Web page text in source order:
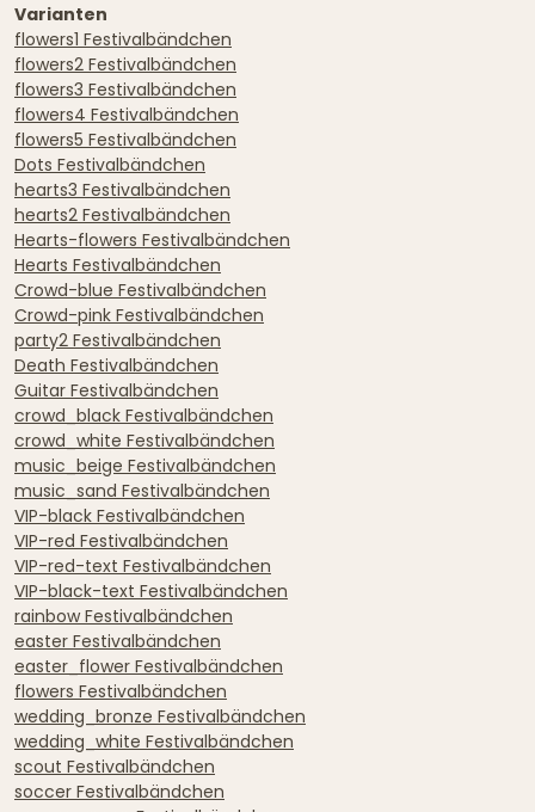
Varianten
flowers1 Festivalbändchen
flowers2 Festivalbändchen
flowers3 Festivalbändchen
flowers4 Festivalbändchen
flowers5 Festivalbändchen
Dots Festivalbändchen
hearts3 Festivalbändchen
hearts2 Festivalbändchen
Hearts-flowers Festivalbändchen
Hearts Festivalbändchen
Crowd-blue Festivalbändchen
Crowd-pink Festivalbändchen
party2 Festivalbändchen
Death Festivalbändchen
Guitar Festivalbändchen
crowd_black Festivalbändchen
crowd_white Festivalbändchen
music_beige Festivalbändchen
music_sand Festivalbändchen
VIP-black Festivalbändchen
VIP-red Festivalbändchen
VIP-red-text Festivalbändchen
VIP-black-text Festivalbändchen
rainbow Festivalbändchen
easter Festivalbändchen
easter_flower Festivalbändchen
flowers Festivalbändchen
wedding_bronze Festivalbändchen
wedding_white Festivalbändchen
scout Festivalbändchen
soccer Festivalbändchen